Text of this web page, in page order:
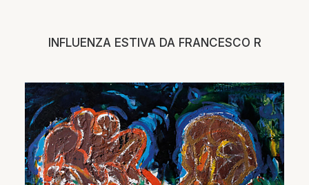
INFLUENZA ESTIVA DA FRANCESCO R